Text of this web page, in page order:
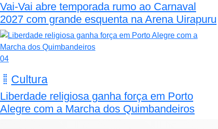
Vai-Vai abre temporada rumo ao Carnaval
2027 com grande esquenta na Arena Uirapuru
04
Cultura
Liberdade religiosa ganha força em Porto
Alegre com a Marcha dos Quimbandeiros